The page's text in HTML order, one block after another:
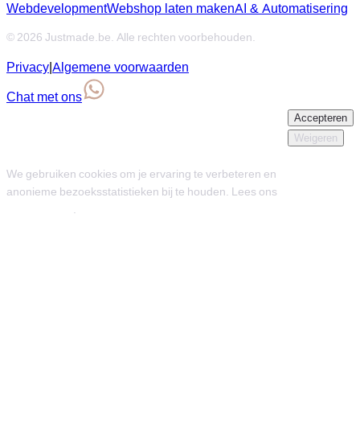
WebdevelopmentWebshop laten makenAI & Automatisering
© 2026 Justmade.be. Alle rechten voorbehouden.
Privacy Algemene voorwaarden
Chat met ons
We gebruiken cookies om je ervaring te verbeteren en
anonieme bezoeksstatistieken bij te houden. Lees ons
.
Accepteren
Weigeren